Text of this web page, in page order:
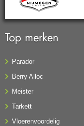
Top merken
Parador
Berry Alloc
Meister
Tarkett
Vloerenvoordelig